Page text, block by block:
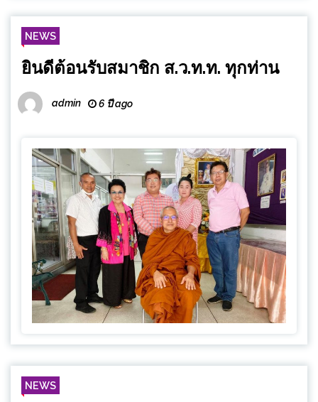
NEWS
ยินดีต้อนรับสมาชิก ส.ว.ท.ท. ทุกท่าน
admin 6 ปี ago
NEWS